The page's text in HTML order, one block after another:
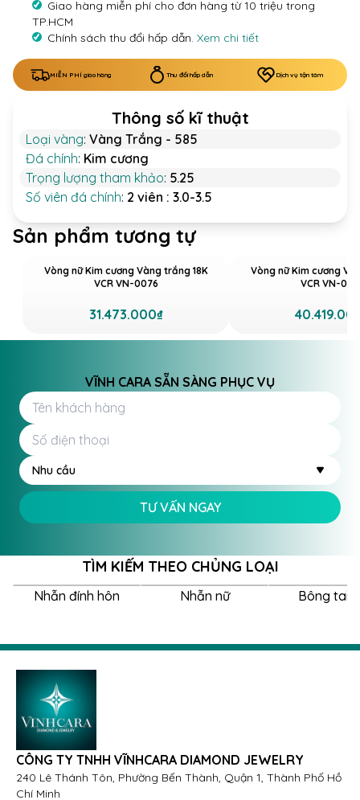
Giao hàng miễn phí cho đơn hàng từ 10 triệu trong
TP.HCM
Chính sách thu đổi hấp dẫn. Xem chi tiết
MIỄN PHÍ giao hàng Thu đổi hấp dẫn Dịch vụ tận tâm
Thông số kĩ thuật
Loại vàng: Vàng Trắng - 585
Đá chính: Kim cương
Trọng lượng tham khảo: 5.25
Số viên đá chính: 2 viên : 3.0-3.5
Sản phẩm tương tự
Vòng nữ Kim cương Vàng trắng 18K
VCR VN-0076
31.473.000₫
Vòng nữ Kim cương
VCR VN-
VĨNH CARA SẴN SÀNG PHỤC VỤ
Nhu cầu
TƯ VẤN NGAY
TÌM KIẾM THEO CHỦNG LOẠI
Nhẫn đính hôn Nhẫn nữ Bông tai
CÔNG TY TNHH VĨNHCARA DIAMOND JEWELRY
240 Lê Thánh Tôn, Phường Bến Thành, Quận 1, Thành Phố Hồ
Chí Minh